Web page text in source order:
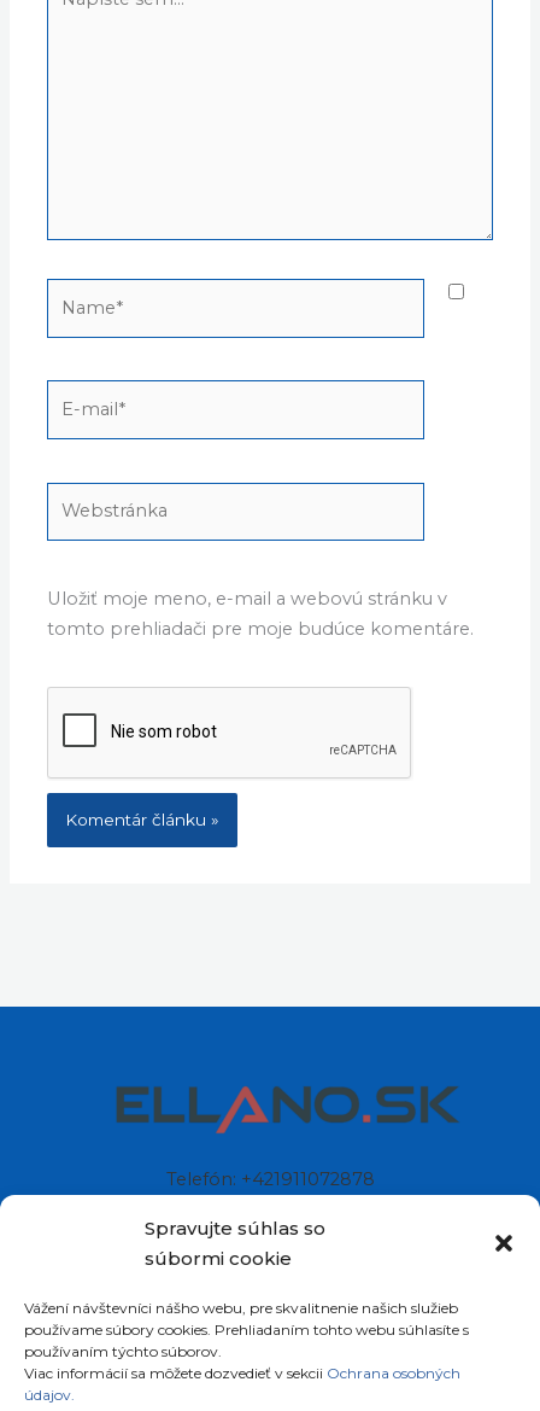
Spravujte súhlas so
súbormi cookie
Vážení návštevníci nášho webu, pre skvalitnenie našich služieb
používame súbory cookies. Prehliadaním tohto webu súhlasíte s
používaním týchto súborov.
Viac informácií sa môžete dozvedieť v sekcii Ochrana osobných
údajov.
sem...
Uložiť moje meno, e-mail a webovú stránku v
tomto prehliadači pre moje budúce komentáre.
Telefón: +421911072878
Sídlo: Štiavnička 211/49
Slovenská republika